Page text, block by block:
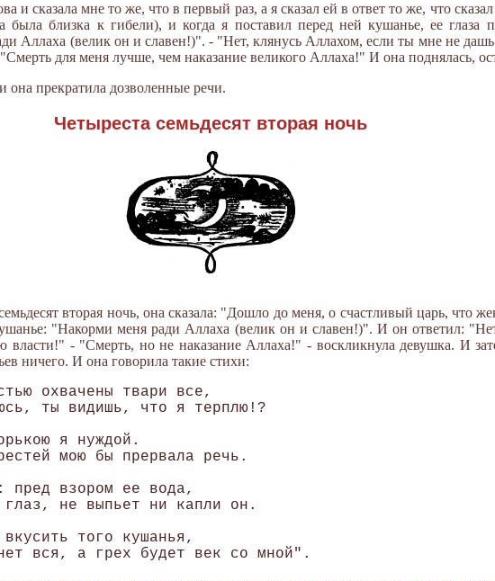
и сказала мне то же, что в первый раз, а я сказал ей в ответ то же, что
близка к гибели), и когда я поставил перед ней кушанье, ее глаза
Аллаха (велик он и славен!)". - "Нет, клянусь Аллахом, если ты мне не
для меня лучше, чем наказание великого Аллаха!" И она поднялась,
она прекратила дозволенные речи.
Четыреста семьдесят вторая ночь
вторая ночь, она сказала: "Дошло до меня, о счастливый царь, что
"Накорми меня ради Аллаха (велик он и славен!)". И он ответил:
- "Смерть, но не наказание Аллаха!" - воскликнула девушка. И
ничего. И она говорила такие стихи:
охвачены твари все,
ты видишь, что я терплю!?
я нуждой.
мою бы прервала речь.
пред взором ее вода,
глаз, не выпьет ни капли он.
того кушанья,